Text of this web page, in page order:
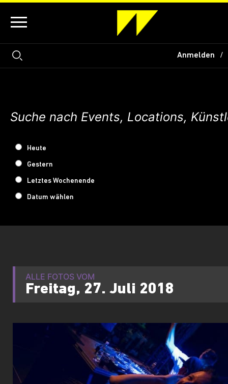
Anmelden
Heute
Gestern
Letztes Wochenende
Datum wählen
ALLE FOTOS VOM
Freitag, 27. Juli 2018